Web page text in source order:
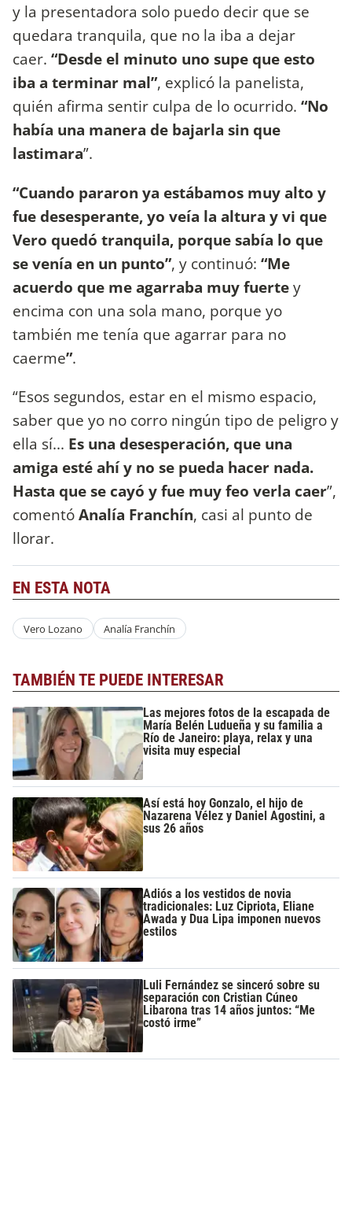
y la presentadora solo puedo decir que se
quedara tranquila, que no la iba a dejar
caer. “Desde el minuto uno supe que esto
iba a terminar mal”, explicó la panelista,
quién afirma sentir culpa de lo ocurrido. “No
había una manera de bajarla sin que
lastimara”.
“Cuando pararon ya estábamos muy alto y
fue desesperante, yo veía la altura y vi que
Vero quedó tranquila, porque sabía lo que
se venía en un punto”, y continuó: “Me
acuerdo que me agarraba muy fuertey
encima con una sola mano, porque yo
también me tenía que agarrar para no
caerme”.
“Esos segundos, estar en el mismo espacio,
saber que yo no corro ningún tipo de peligro y
ella sí... Es una desesperación, que una
amiga esté ahí y no se pueda hacer nada.
Hasta que se cayó y fue muy feo verla caer”,
comentóAnalía Franchín, casi al punto de
llorar.
EN ESTA NOTA
Vero Lozano Analía Franchín
TAMBIÉN TE PUEDE INTERESAR
Las mejores fotos de la escapada de
María Belén Ludueña y su familia a
Río de Janeiro: playa, relax y una
visita muy especial
Así está hoy Gonzalo, el hijo de
Nazarena Vélez y Daniel Agostini, a
sus 26 años
Adiós a los vestidos de novia
tradicionales: Luz Cipriota, Eliane
Awada y Dua Lipa imponen nuevos
estilos
Luli Fernández se sinceró sobre su
separación con Cristian Cúneo
Libarona tras 14 años juntos: “Me
costó irme”